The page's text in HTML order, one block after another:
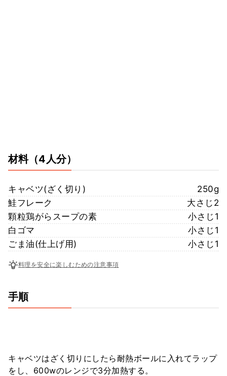
材料（4人分）
キャベツ(ざく切り)
250g
鮭フレーク
大さじ2
顆粒鶏がらスープの素
小さじ1
白ゴマ
小さじ1
ごま油(仕上げ用)
小さじ1
料理を安全に楽しむための注意事項
手順
キャベツはざく切りにしたら耐熱ボールに入れてラップ
をし、600wのレンジで3分加熱する。